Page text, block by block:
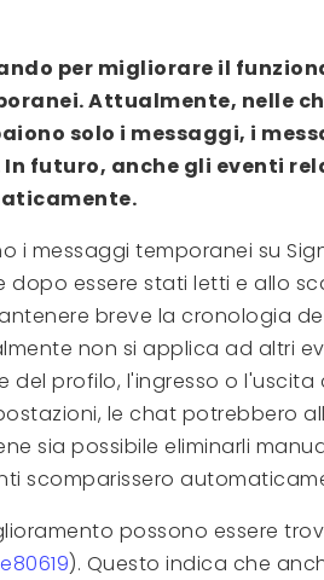
per migliorare il
Attualmente, nelle
solo i messaggi, i
futuro, anche gli eventi
i messaggi temporanei su
essere stati letti e allo
breve la cronologia
non si applica ad altri
del profilo, l'ingresso o
le chat potrebbero
sia possibile eliminarli
scomparissero
possono essere
). Questo indica che